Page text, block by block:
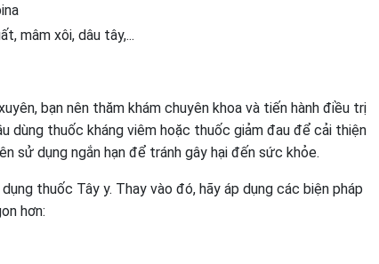
mâm xôi, dâu tây,...
bạn nên thăm khám chuyên khoa và tiến hành điều trị
dùng thuốc kháng viêm hoặc thuốc giảm đau để cải thiện
sử dụng ngắn hạn để tránh gây hại đến sức khỏe.
thuốc Tây y. Thay vào đó, hãy áp dụng các biện pháp
hơn: